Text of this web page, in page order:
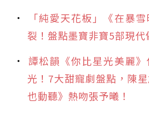
「純愛天花板」《在暴
裂！盤點墨寶非寶5部現代
譚松韻《你比星光美麗》
光！7大甜寵劇盤點，陳
也動聽》熱吻張予曦！